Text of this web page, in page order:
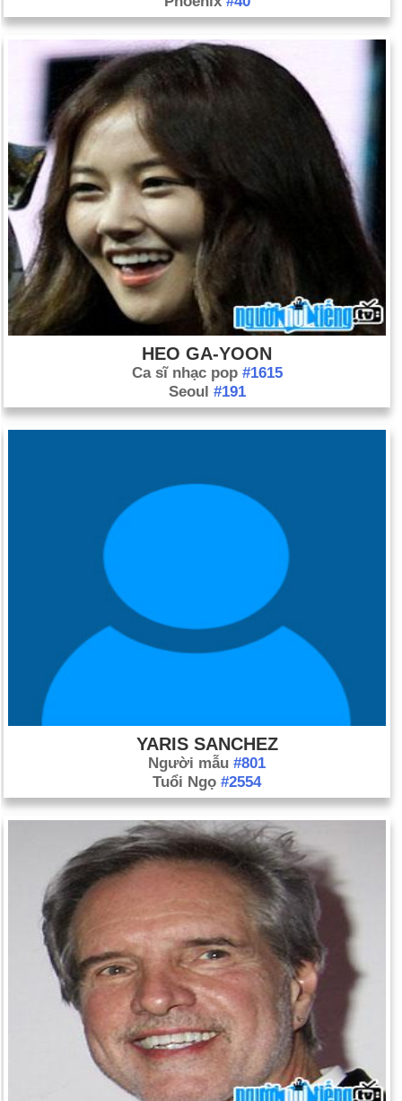
HEO GA-YOON
Ca sĩ nhạc pop #1615
Seoul #191
YARIS SANCHEZ
Người mẫu #801
Tuổi Ngọ #2554